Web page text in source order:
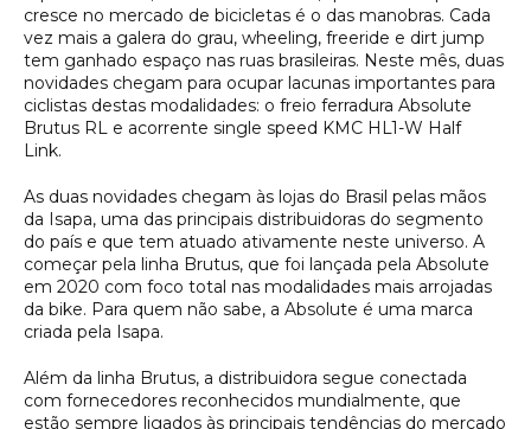
cresce no mercado de bicicletas é o das manobras. Cada
vez mais a galera do grau, wheeling, freeride e dirt jump
tem ganhado espaço nas ruas brasileiras. Neste mês, duas
novidades chegam para ocupar lacunas importantes para
ciclistas destas modalidades: o freio ferradura Absolute
Brutus RL e acorrente single speed KMC HL1-W Half
Link.
As duas novidades chegam às lojas do Brasil pelas mãos
da Isapa, uma das principais distribuidoras do segmento
do país e que tem atuado ativamente neste universo. A
começar pela linha Brutus, que foi lançada pela Absolute
em 2020 com foco total nas modalidades mais arrojadas
da bike. Para quem não sabe, a Absolute é uma marca
criada pela Isapa.
Além da linha Brutus, a distribuidora segue conectada
com fornecedores reconhecidos mundialmente, que
estão sempre ligados às principais tendências do mercado